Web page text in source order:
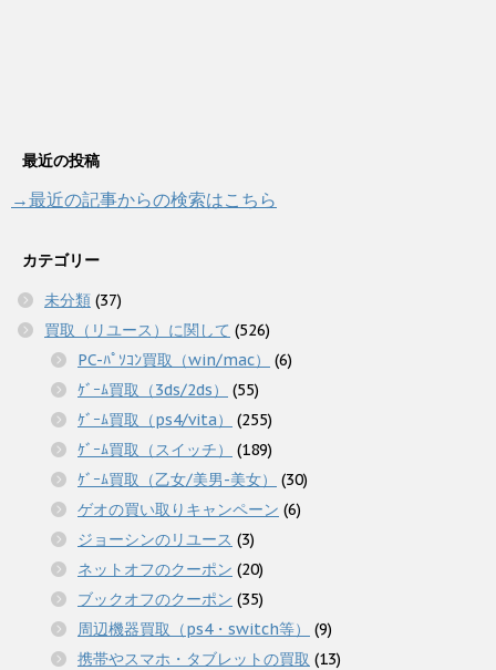
最近の投稿
→最近の記事からの検索はこちら
カテゴリー
未分類 (37)
買取（リユース）に関して (526)
PC-ﾊﾟｿｺﾝ買取（win/mac）
(6)
ｹﾞｰﾑ買取（3ds/2ds）
(55)
ｹﾞｰﾑ買取（ps4/vita）
(255)
ｹﾞｰﾑ買取（スイッチ）
(189)
ｹﾞｰﾑ買取（乙女/美男-美女）
(30)
ゲオの買い取りキャンペーン (6)
ジョーシンのリユース (3)
ネットオフのクーポン (20)
ブックオフのクーポン (35)
周辺機器買取（ps4・switch等）
(9)
携帯やスマホ・タブレットの買取 (13)